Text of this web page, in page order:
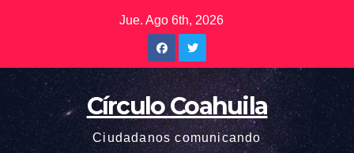
Jue. Ago 6th, 2026
Círculo Coahuila
Ciudadanos comunicando